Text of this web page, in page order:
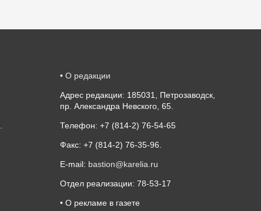
• О редакции
Адрес редакции: 185031, Петрозаводск,
пр. Александра Невского, 65.
Телефон: +7 (814-2) 76-54-65
Факс: +7 (814-2) 76-35-96.
E-mail: bastion@karelia.ru
Отдел реализации: 78-53-17
• О рекламе в газете